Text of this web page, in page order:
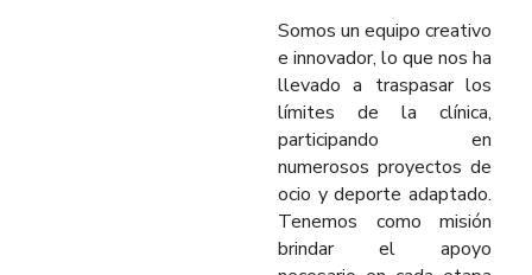
Somos un equipo creativo
e innovador, lo que nos ha
llevado a traspasar los
límites de la clínica,
participando en
numerosos proyectos de
ocio y deporte adaptado.
Tenemos como misión
brindar el apoyo